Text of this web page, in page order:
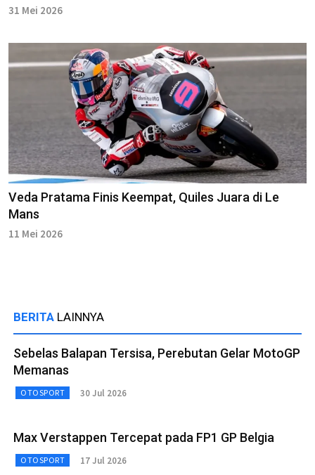
31 Mei 2026
Veda Pratama Finis Keempat, Quiles Juara di Le
Mans
11 Mei 2026
BERITA LAINNYA
Sebelas Balapan Tersisa, Perebutan Gelar MotoGP
Memanas
OTOSPORT 30 Jul 2026
Max Verstappen Tercepat pada FP1 GP Belgia
OTOSPORT 17 Jul 2026